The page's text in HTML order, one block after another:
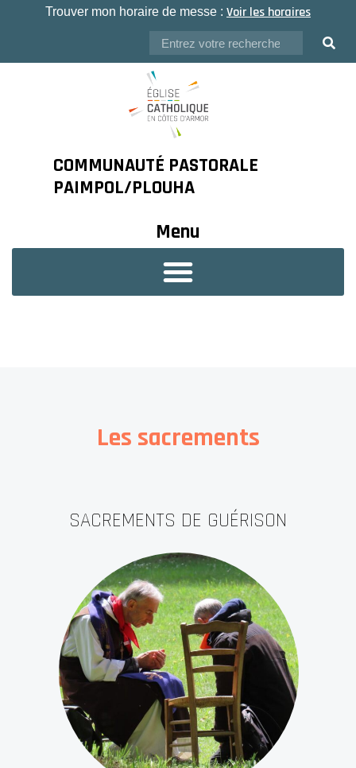
Trouver mon horaire de messe : Voir les horaires
COMMUNAUTÉ PASTORALE
PAIMPOL/PLOUHA
Menu
Les sacrements
SACREMENTS DE GUÉRISON